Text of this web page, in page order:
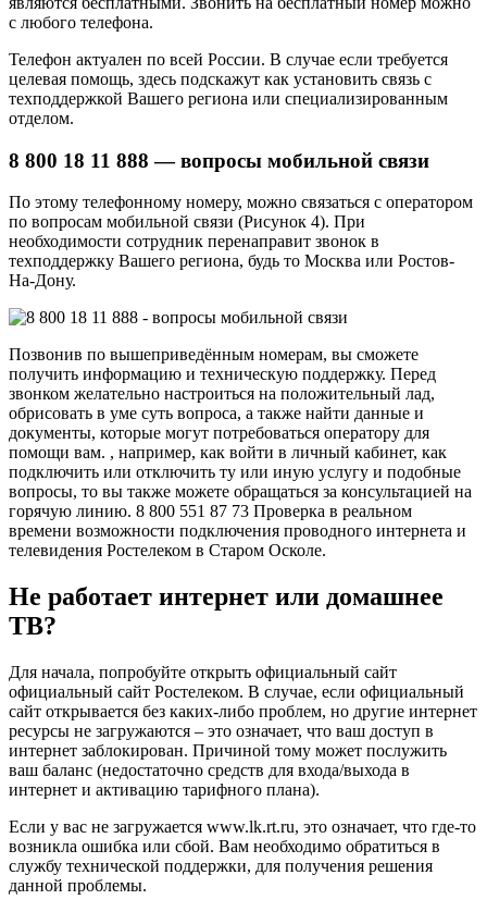
с любого телефона.
Телефон актуален по всей России. В случае если требуется
целевая помощь, здесь подскажут как установить связь с
техподдержкой Вашего региона или специализированным
отделом.
8 800 18 11 888 — вопросы мобильной связи
По этому телефонному номеру, можно связаться с оператором
по вопросам мобильной связи (Рисунок 4). При
необходимости сотрудник перенаправит звонок в
техподдержку Вашего региона, будь то Москва или Ростов-
На-Дону.
Позвонив по вышеприведённым номерам, вы сможете
получить информацию и техническую поддержку. Перед
звонком желательно настроиться на положительный лад,
обрисовать в уме суть вопроса, а также найти данные и
документы, которые могут потребоваться оператору для
помощи вам. , например, как войти в личный кабинет, как
подключить или отключить ту или иную услугу и подобные
вопросы, то вы также можете обращаться за консультацией на
горячую линию. 8 800 551 87 73 Проверка в реальном
времени возможности подключения проводного интернета и
телевидения Ростелеком в Старом Осколе.
Не работает интернет или домашнее
ТВ?
Для начала, попробуйте открыть официальный сайт
официальный сайт Ростелеком. В случае, если официальный
сайт открывается без каких-либо проблем, но другие интернет
ресурсы не загружаются – это означает, что ваш доступ в
интернет заблокирован. Причиной тому может послужить
ваш баланс (недостаточно средств для входа/выхода в
интернет и активацию тарифного плана).
Если у вас не загружается www.lk.rt.ru, это означает, что где-то
возникла ошибка или сбой. Вам необходимо обратиться в
службу технической поддержки, для получения решения
данной проблемы.